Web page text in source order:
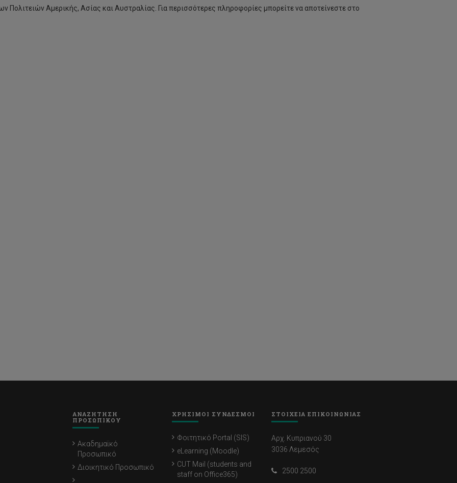
Πολιτειών Αμερικής, Ασίας και Αυστραλίας. Για περισσότερες πληροφορίες μπορείτε να αποτείνεστε στο
ΑΝΑΖΗΤΗΣΗ
ΠΡΟΣΩΠΙΚΟΥ
Ακαδημαϊκό
Προσωπικό
Διοικητικό Προσωπικό
ΧΡΗΣΙΜΟΙ ΣΥΝΔΕΣΜΟΙ
Φοιτητικό Portal (SIS)
eLearning (Moodle)
CUT Mail (students and
staff on Office365)
ΣΤΟΙΧΕΙΑ ΕΠΙΚΟΙΝΩΝΙΑΣ
Αρχ. Κυπριανού 30
3036 Λεμεσός
2500 2500